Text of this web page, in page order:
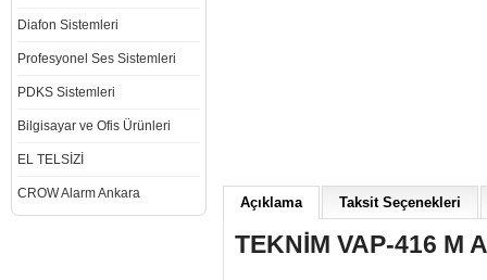
Diafon Sistemleri
Profesyonel Ses Sistemleri
PDKS Sistemleri
Bilgisayar ve Ofis Ürünleri
EL TELSİZİ
CROW Alarm Ankara
Açıklama Taksit Seçenekleri
TEKNİM VAP-416 M